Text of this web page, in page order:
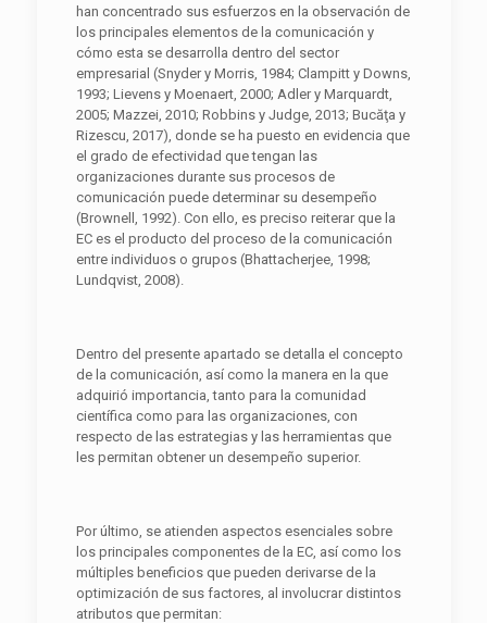
han concentrado sus esfuerzos en la observación de
los principales elementos de la comunicación y
cómo esta se desarrolla dentro del sector
empresarial (Snyder y Morris, 1984; Clampitt y Downs,
1993; Lievens y Moenaert, 2000; Adler y Marquardt,
2005; Mazzei, 2010; Robbins y Judge, 2013; Bucăţa y
Rizescu, 2017), donde se ha puesto en evidencia que
el grado de efectividad que tengan las
organizaciones durante sus procesos de
comunicación puede determinar su desempeño
(Brownell, 1992). Con ello, es preciso reiterar que la
EC es el producto del proceso de la comunicación
entre individuos o grupos (Bhattacherjee, 1998;
Lundqvist, 2008).
Dentro del presente apartado se detalla el concepto
de la comunicación, así como la manera en la que
adquirió importancia, tanto para la comunidad
científica como para las organizaciones, con
respecto de las estrategias y las herramientas que
les permitan obtener un desempeño superior.
Por último, se atienden aspectos esenciales sobre
los principales componentes de la EC, así como los
múltiples beneficios que pueden derivarse de la
optimización de sus factores, al involucrar distintos
atributos que permitan: